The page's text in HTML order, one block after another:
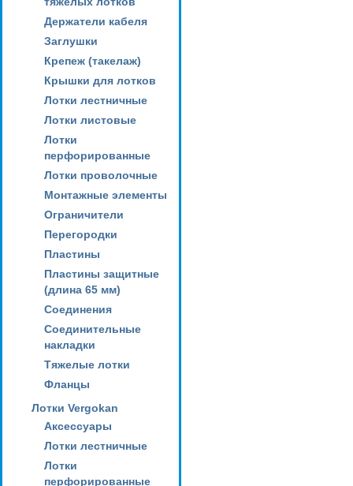
Держатели кабеля
Заглушки
Крепеж (такелаж)
Крышки для лотков
Лотки лестничные
Лотки листовые
Лотки
перфорированные
Лотки проволочные
Монтажные элементы
Ограничители
Перегородки
Пластины
Пластины защитные
(длина 65 мм)
Соединения
Соединительные
накладки
Тяжелые лотки
Фланцы
Лотки Vergokan
Аксессуары
Лотки лестничные
Лотки
перфорированные